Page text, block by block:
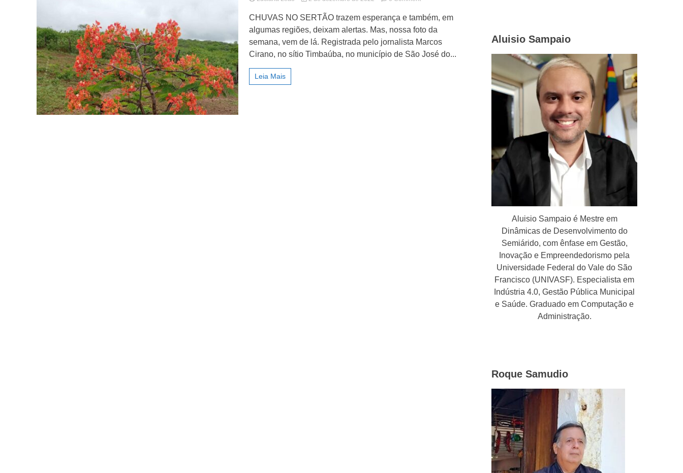
Jornalismo
natureza
do
de
PE
CHUVAS NO SERTÃO trazem esperança e também, em
algumas regiões, deixam alertas. Mas, nossa foto da
semana, vem de lá. Registrada pelo jornalista Marcos
Cirano, no sítio Timbaúba, no município de São José do...
Leia Mais
Aluisio Sampaio
Aluisio Sampaio é Mestre em
Dinâmicas de Desenvolvimento do
Semiárido, com ênfase em Gestão,
Inovação e Empreendedorismo pela
Universidade Federal do Vale do São
Francisco (UNIVASF). Especialista em
Indústria 4.0, Gestão Pública Municipal
e Saúde. Graduado em Computação e
Administração.
Roque Samudio